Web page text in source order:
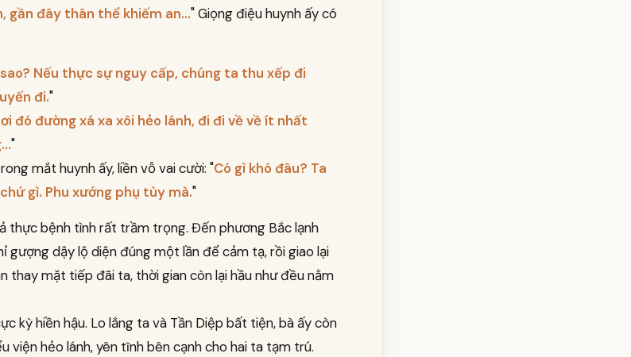
gần đây thân thể khiếm an..." Giọng điệu huynh ấy có
Nếu thực sự nguy cấp, chúng ta thu xếp đi
đi."
đó đường xá xa xôi hẻo lánh, đi đi về về ít nhất
"
mắt huynh ấy, liền vỗ vai cười: "Có gì khó đâu? Ta
gì. Phu xướng phụ tùy mà."
thực bệnh tình rất trầm trọng. Đến phương Bắc lạnh
gượng dậy lộ diện đúng một lần để cảm tạ, rồi giao lại
thay mặt tiếp đãi ta, thời gian còn lại hầu như đều nằm
kỳ hiền hậu. Lo lắng ta và Tần Diệp bất tiện, bà ấy còn
viện hẻo lánh, yên tĩnh bên cạnh cho hai ta tạm trú.